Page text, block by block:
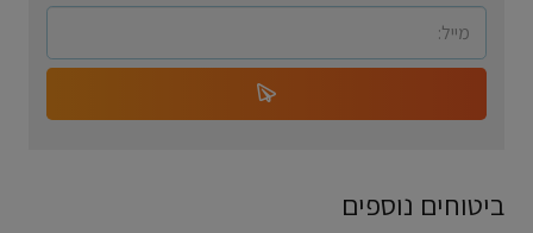
ביטוחים נוספים